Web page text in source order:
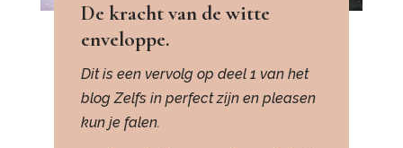
De kracht van de witte
enveloppe.
Dit is een vervolg op deel 1 van het
blog Zelfs in perfect zijn en pleasen
kun je falen.